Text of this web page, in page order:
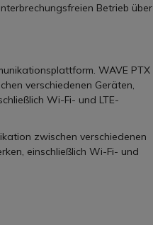
Betrieb über
WAVE PTX
verschiedenen Geräten,
Wi-Fi- und LTE-
zwischen verschiedenen
einschließlich Wi-Fi- und